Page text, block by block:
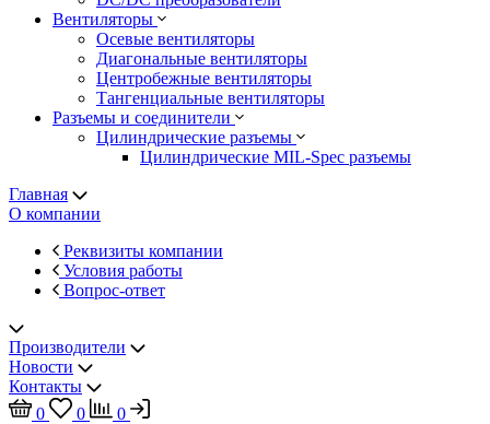
Вентиляторы
Осевые вентиляторы
Диагональные вентиляторы
Центробежные вентиляторы
Тангенциальные вентиляторы
Разъемы и соединители
Цилиндрические разъемы
Цилиндрические MIL-Spec разъемы
Главная
О компании
Реквизиты компании
Условия работы
Вопрос-ответ
Производители
Новости
Контакты
0
0
0